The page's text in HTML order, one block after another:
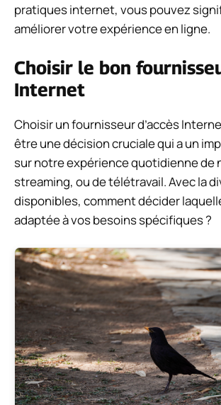
pratiques internet, vous pouvez
améliorer votre expérience en ligne.
Choisir le bon
Internet
Choisir un fournisseur d’accès
être une décision cruciale qui a un
sur notre expérience quotidienne de
streaming, ou de télétravail. Avec la
disponibles, comment décider
adaptée à vos besoins spécifiques ?